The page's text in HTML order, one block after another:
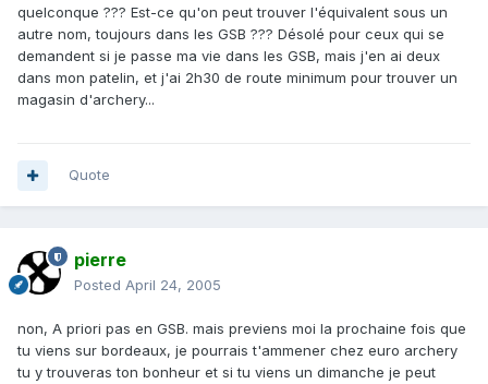
quelconque ??? Est-ce qu'on peut trouver l'équivalent sous un
autre nom, toujours dans les GSB ??? Désolé pour ceux qui se
demandent si je passe ma vie dans les GSB, mais j'en ai deux
dans mon patelin, et j'ai 2h30 de route minimum pour trouver un
magasin d'archery...
Quote
pierre
Posted April 24, 2005
non, A priori pas en GSB. mais previens moi la prochaine fois que
tu viens sur bordeaux, je pourrais t'ammener chez euro archery
tu y trouveras ton bonheur et si tu viens un dimanche je peut